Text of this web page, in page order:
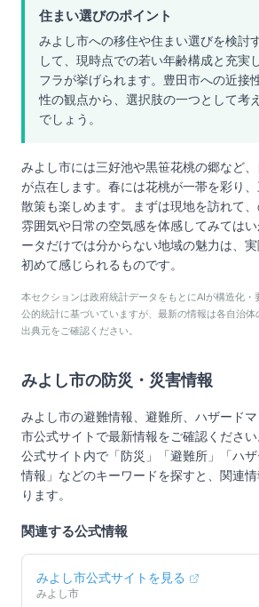
住まい選びのポイント
みよし市への移住や住まい選びを検討
して、現時点での若い年齢構成と充実
フラが挙げられます。豊田市への近接
性の観点から、選択肢の一つとして考
でしょう。
みよし市には三好池や黒笹花桃の郷など
が点在します。春には花桃が一帯を彩り
散策も楽しめます。まずは現地を訪れて
雰囲気や日常の空気感を体感してみては
ータだけでは分からない地域の魅力は、
初めて感じられるものです。
本セクションは政府統計データをもとにAIが構造化・
公的統計に基づいていますが、最新の情報は各自治体
出典元をご確認ください。
みよし市の防災・災害情報
みよし市の避難情報、避難所、ハザードマ
市公式サイトで最新情報をご確認ください
公式サイト内で「防災」「避難所」「ハ
情報」などのキーワードを探すと、関連
ります。
関連する公式情報
みよし市公式サイトを見る
みよし市